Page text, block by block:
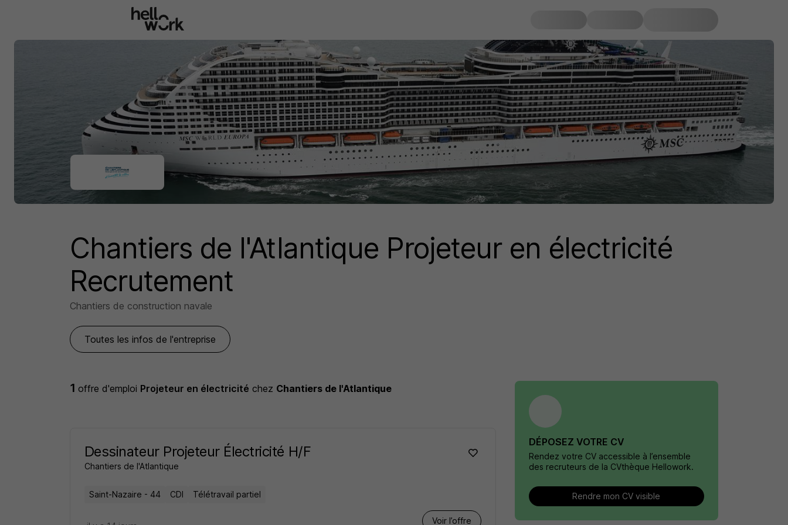
Chantiers de l'Atlantique Projeteur en électricité
Recrutement
Chantiers de construction navale
Toutes les infos de l'entreprise
1offre d'emploi Projeteur en électricité chez Chantiers de l'Atlantique
Dessinateur Projeteur Électricité H/F
Chantiers de l'Atlantique
Saint-Nazaire - 44 CDI Télétravail partiel
Voir l’offre
DÉPOSEZ VOTRE CV
Rendez votre CV accessible à l’ensemble
des recruteurs de la CVthèque Hellowork.
Rendre mon CV visible